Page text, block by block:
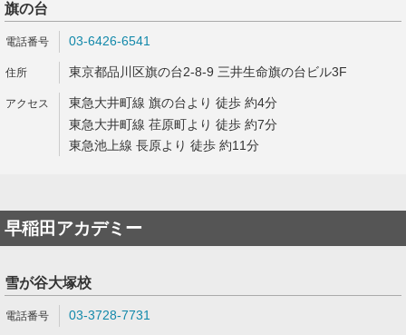
旗の台
03-6426-6541
東京都品川区旗の台2-8-9 三井生命旗の台ビル3F
東急大井町線 旗の台より 徒歩 約4分
東急大井町線 荏原町より 徒歩 約7分
東急池上線 長原より 徒歩 約11分
早稲田アカデミー
雪が谷大塚校
03-3728-7731